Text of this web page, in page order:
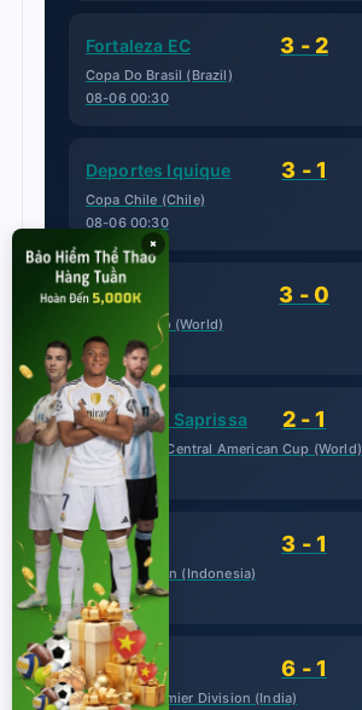
Fortaleza EC 3 - 2
Copa Do Brasil (Brazil)
08-06 00:30
Deportes Iquique 3 - 1
Copa Chile (Chile)
08-06 00:30
Toluca 3 - 0
Leagues Cup (World)
08-06 02:00
Deportivo Saprissa 2 - 1
CONCACAF Central American Cup (World)
08-06 02:00
Persija 3 - 1
Piala Presiden (Indonesia)
08-06 08:30
Kalighat 6 - 1
Calcutta Premier Division (India)
×